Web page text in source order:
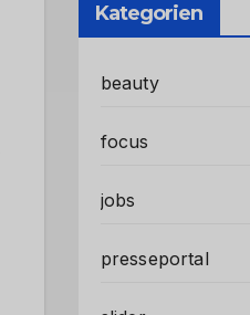
Kategorien
beauty
focus
jobs
presseportal